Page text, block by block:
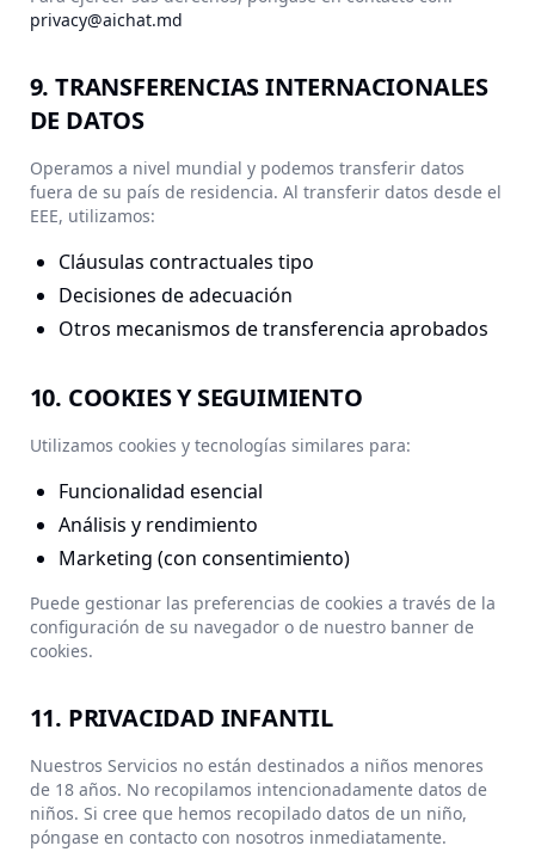
privacy@aichat.md
9. TRANSFERENCIAS INTERNACIONALES
DE DATOS
Operamos a nivel mundial y podemos transferir datos
fuera de su país de residencia. Al transferir datos desde el
EEE, utilizamos:
Cláusulas contractuales tipo
Decisiones de adecuación
Otros mecanismos de transferencia aprobados
10. COOKIES Y SEGUIMIENTO
Utilizamos cookies y tecnologías similares para:
Funcionalidad esencial
Análisis y rendimiento
Marketing (con consentimiento)
Puede gestionar las preferencias de cookies a través de la
configuración de su navegador o de nuestro banner de
cookies.
11. PRIVACIDAD INFANTIL
Nuestros Servicios no están destinados a niños menores
de 18 años. No recopilamos intencionadamente datos de
niños. Si cree que hemos recopilado datos de un niño,
póngase en contacto con nosotros inmediatamente.